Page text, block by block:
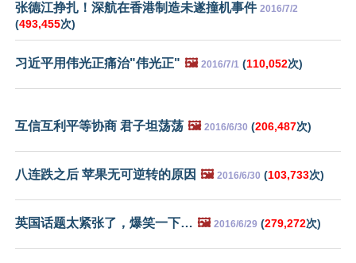
张德江挣扎！深航在香港制造未遂撞机事件 2016/7/2
(493,455次)
习近平用伟光正痛治"伟光正" 🖼️ 2016/7/1 (110,052次)
互信互利平等协商 君子坦荡荡 🖼️ 2016/6/30 (206,487次)
八连跌之后 苹果无可逆转的原因 🖼️ 2016/6/30 (103,733次)
英国话题太紧张了，爆笑一下… 🖼️ 2016/6/29 (279,272次)